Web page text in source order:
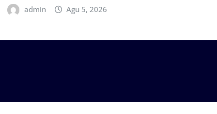
admin Agu 5, 2026